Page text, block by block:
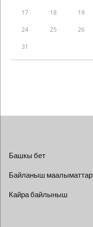
17 18 19
24 25 26
31
Башкы бет
Байланыш маалыматтар
Кайра байлыныш